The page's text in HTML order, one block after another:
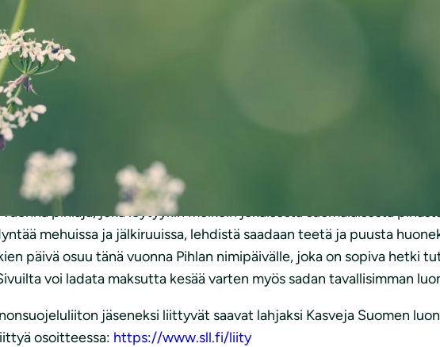
silmiä hiveleväksi. Kukkiiko kotisi tai kesämökkisi pihalla
monimuotoisuudelle, virkistymiselle ja luonnontuntemuksen
kasvikirjojen lisäksi erilaisia sovelluksia, kuten PlantNet tai
kasvien tunnistamisessa”, kertoo Luonnonkukkien päivän
kasveja pihalta ja lähiympäristöstä, kun niitä sai tutkia kännykän
pihlaja, joka löytyykin melkein jokaisesta suomalaisesta
mehuissa ja jälkiruuissa, lehdistä saadaan teetä ja puusta
päivä osuu tänä vuonna Pihlan nimipäivälle, joka on sopiva hetki
voi ladata maksutta kesää varten myös sadan tavallisimman
jäseneksi liittyvät saavat lahjaksi Kasveja Suomen
osoitteessa: https://www.sll.fi/liity